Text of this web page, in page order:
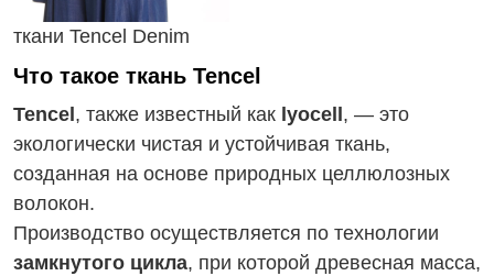
ткани Tencel Denim
Что такое ткань Tencel
Tencel , также известный как lyocell , — это
экологически чистая и устойчивая ткань,
созданная на основе природных целлюлозных
волокон.
Производство осуществляется по технологии
замкнутого цикла, при которой древесная масса,